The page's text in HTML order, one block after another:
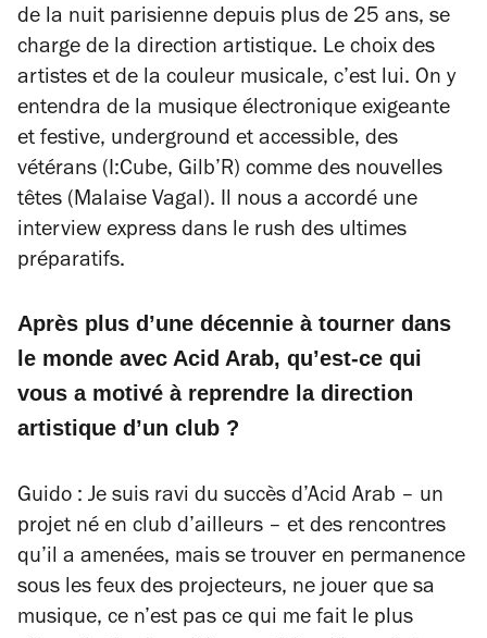
de la nuit parisienne depuis plus de 25 ans, se
charge de la direction artistique. Le choix des
artistes et de la couleur musicale, c’est lui. On y
entendra de la musique électronique exigeante
et festive, underground et accessible, des
vétérans (I:Cube, Gilb’R) comme des nouvelles
têtes (Malaise Vagal). Il nous a accordé une
interview express dans le rush des ultimes
préparatifs.
Après plus d’une décennie à tourner dans
le monde avec Acid Arab, qu’est-ce qui
vous a motivé à reprendre la direction
artistique d’un club ?
Guido : Je suis ravi du succès d’Acid Arab – un
projet né en club d’ailleurs – et des rencontres
qu’il a amenées, mais se trouver en permanence
sous les feux des projecteurs, ne jouer que sa
musique, ce n’est pas ce qui me fait le plus